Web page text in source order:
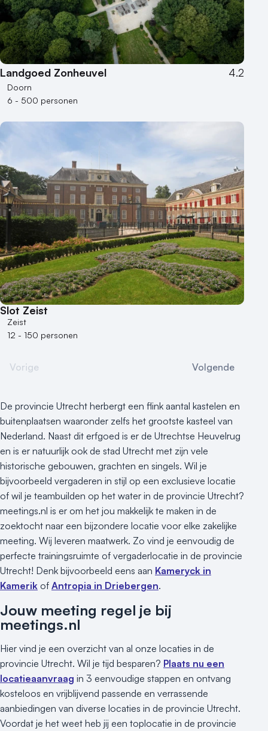
Landgoed Zonheuvel 4.2
Doorn
6 - 500 personen
Slot Zeist
Zeist
12 - 150 personen
Vorige Volgende
De provincie Utrecht herbergt een flink aantal kastelen en
buitenplaatsen waaronder zelfs het grootste kasteel van
Nederland. Naast dit erfgoed is er de Utrechtse Heuvelrug
en is er natuurlijk ook de stad Utrecht met zijn vele
historische gebouwen, grachten en singels. Wil je
bijvoorbeeld vergaderen in stijl op een exclusieve locatie
of wil je teambuilden op het water in de provincie Utrecht?
meetings.nl is er om het jou makkelijk te maken in de
zoektocht naar een bijzondere locatie voor elke zakelijke
meeting. Wij leveren maatwerk. Zo vind je eenvoudig de
perfecte trainingsruimte of vergaderlocatie in de provincie
Utrecht! Denk bijvoorbeeld eens aan Kameryck in
Kamerik of Antropia in Driebergen.
Jouw meeting regel je bij
meetings.nl
Hier vind je een overzicht van al onze locaties in de
provincie Utrecht. Wil je tijd besparen? Plaats nu een
locatieaanvraag in 3 eenvoudige stappen en ontvang
kosteloos en vrijblijvend passende en verrassende
aanbiedingen van diverse locaties in de provincie Utrecht.
Voordat je het weet heb jij een toplocatie in de provincie